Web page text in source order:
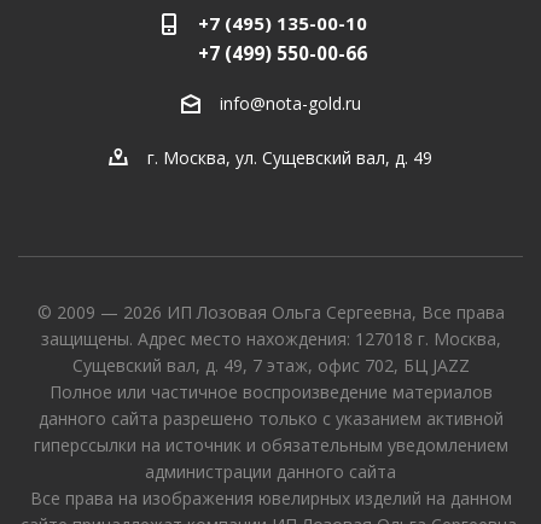
+7 (495) 135-00-10
+7 (499) 550-00-66
info@nota-gold.ru
г. Москва, ул. Сущевский вал, д. 49
© 2009 — 2026 ИП Лозовая Ольга Сергеевна, Все права
защищены. Адрес место нахождения: 127018 г. Москва,
Сущевский вал, д. 49, 7 этаж, офис 702, БЦ JAZZ
Полное или частичное воспроизведение материалов
данного сайта разрешено только с указанием активной
гиперссылки на источник и обязательным уведомлением
администрации данного сайта
Все права на изображения ювелирных изделий на данном